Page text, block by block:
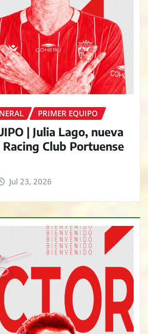
PRIMER EQUIPO
| Julia Lago, nueva
Club Portuense
Jul 23, 2026